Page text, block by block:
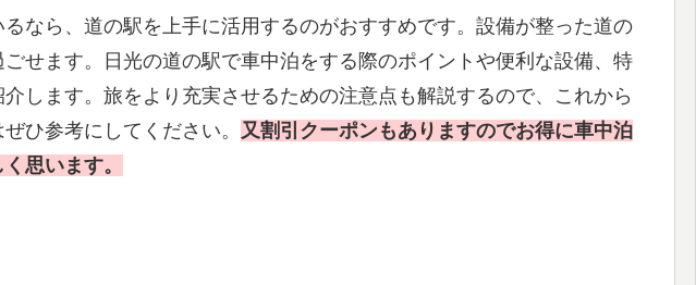
なら、道の駅を上手に活用するのがおすすめです。設備が整った道の
せます。日光の道の駅で車中泊をする際のポイントや便利な設備、特
します。旅をより充実させるための注意点も解説するので、これから
ひ参考にしてください。 又割引クーポンもありますのでお得に車中泊
思います。